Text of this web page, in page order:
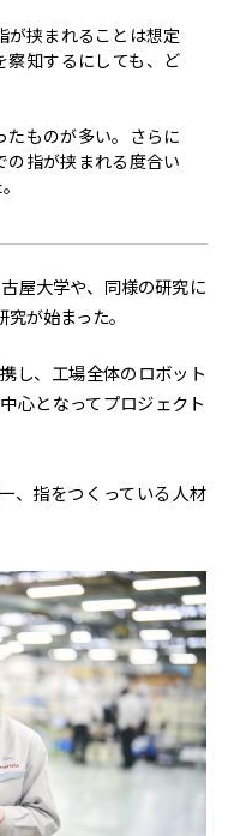
挟まれることは想定
察知するにしても、ど
たものが多い。さらに
の指が挟まれる度合い
屋大学や、同様の研究に
が始まった。
し、工場全体のロボット
心となってプロジェクト
、指をつくっている人材